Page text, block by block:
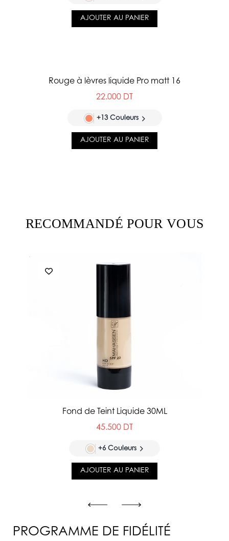
AJOUTER AU PANIER
Rouge à lèvres liquide Pro matt 16
22.000 DT
+13 Couleurs
AJOUTER AU PANIER
RECOMMANDÉ POUR VOUS
Fond de Teint Liquide 30ML
45.500 DT
+6 Couleurs
AJOUTER AU PANIER
PROGRAMME DE FIDÉLITÉ